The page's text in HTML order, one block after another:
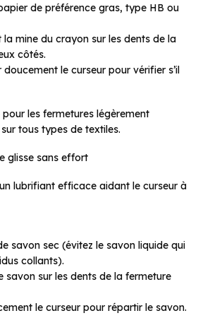
de préférence gras, type HB ou
mine du crayon sur les dents de la
côtés.
le curseur pour vérifier s’il
les fermetures légèrement
tous types de textiles.
glisse sans effort
lubrifiant efficace aidant le curseur à
savon sec (évitez le savon liquide qui
collants).
savon sur les dents de la fermeture
le curseur pour répartir le savon.